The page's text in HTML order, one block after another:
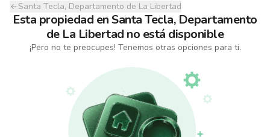
Santa Tecla, Departamento de La Libertad
Esta propiedad enSanta Tecla, Departamento
de La Libertad no está disponible
¡Pero no te preocupes! Tenemos otras opciones para ti.